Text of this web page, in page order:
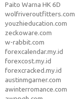
Paito Warna HK 6D
wolfriveroutfitters.com
youzhieducation.com
zeckoware.com
w-rabbit.com
forexcalendar.my.id
forexcost.my.id
forexcracked.my.id
austinmgarner.com
awinterromance.com